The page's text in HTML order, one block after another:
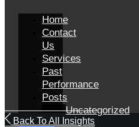
Home
Contact
Us
Services
Past
Performance
Posts
Uncategorized
Back To All Insights